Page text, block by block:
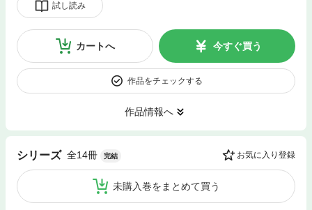
試し読み
カートへ 今すぐ買う
作品をチェックする
作品情報へ
シリーズ 全14冊 完結 お気に入り登録
未購入巻をまとめて買う